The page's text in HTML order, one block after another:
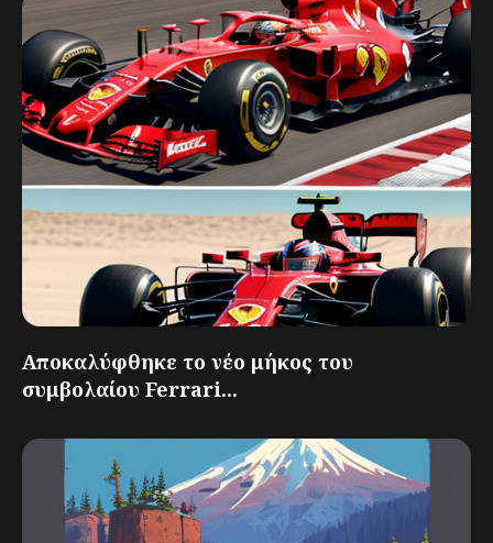
Αποκαλύφθηκε το νέο μήκος του
συμβολαίου Ferrari...